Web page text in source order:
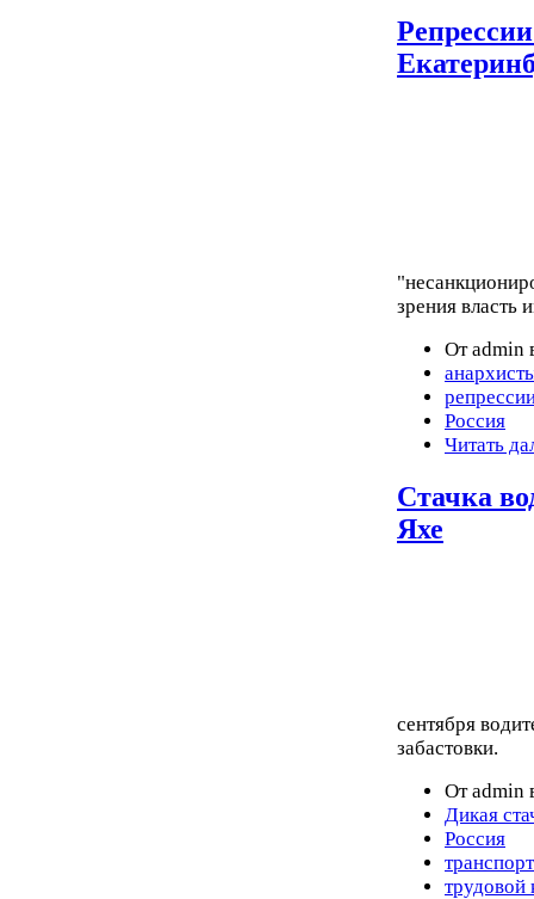
зрения власть
От admin
Россия
Читать
Стачка
Яхе
сентября
забастовки.
От admin
Дикая
Россия
транспорт
трудовой